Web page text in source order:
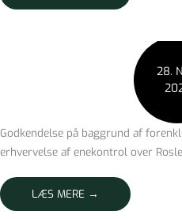
28.
Godkendelse på baggrund af
erhvervelse af enekontrol over
LÆS MERE →